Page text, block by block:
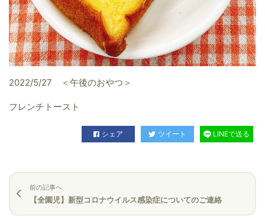
2022/5/27 ＜午後のおやつ＞
フレンチトースト
シェア ツイート LINEで送る
前の記事へ
【全園児】新型コロナウイルス感染症についてのご連絡